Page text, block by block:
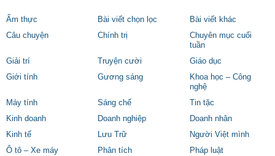
Ẩm thực Bài viết chọn lọc
Bài viết khác
Câu chuyện
Chính trị
Chuyên mục cuối
tuần
Giải trí
Truyện cười
Giáo dục
Giới tính
Gương sáng
Khoa học – Công
nghệ
Máy tính
Sáng chế
Tin tặc
Kinh doanh
Doanh nghiệp
Doanh nhân
Kinh tế
Lưu Trữ
Người Việt mình
Ô tô – Xe máy
Phân tích
Pháp luật